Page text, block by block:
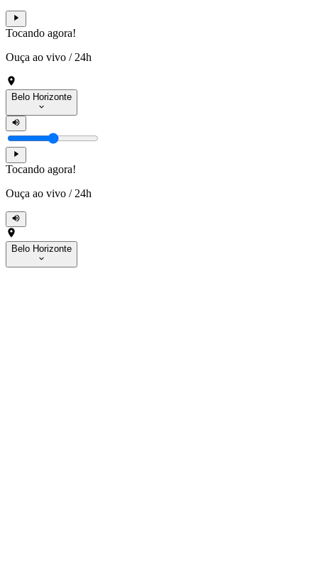
Tocando agora!
Ouça ao vivo / 24h
Belo Horizonte
Tocando agora!
Ouça ao vivo / 24h
Belo Horizonte